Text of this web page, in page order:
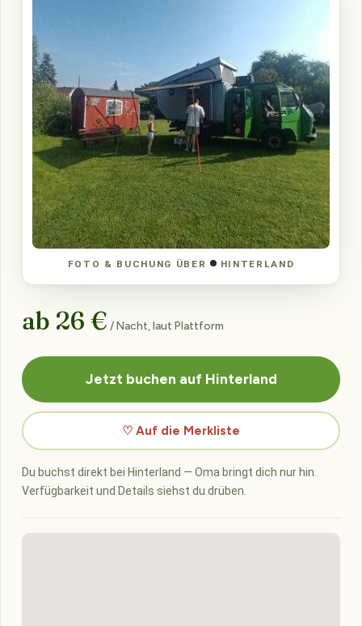
FOTO & BUCHUNG ÜBER HINTERLAND
ab 26 € / Nacht, laut Plattform
Jetzt buchen auf Hinterland
♡ Auf die Merkliste
Du buchst direkt bei Hinterland — Oma bringt dich nur hin.
Verfügbarkeit und Details siehst du drüben.